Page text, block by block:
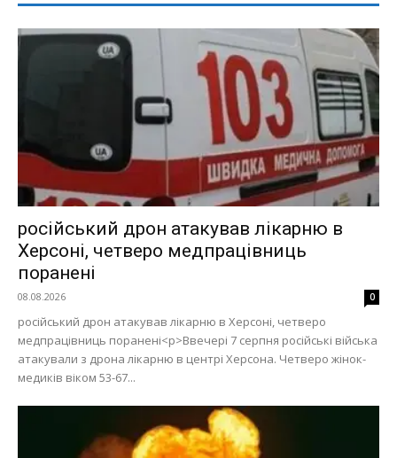
російський дрон атакував лікарню в
Херсоні, четверо медпрацівниць
поранені
08.08.2026 0
російський дрон атакував лікарню в Херсоні, четверо
медпрацівниць поранені<p>Ввечері 7 серпня російські війська
атакували з дрона лікарню в центрі Херсона. Четверо жінок-
медиків віком 53-67...